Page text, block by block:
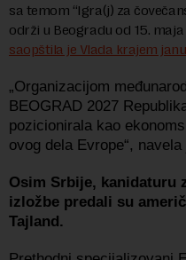
sa temom “Igra(j) za
održi u Beogradu od 15. maja
saopštila je Vlada krajem
„Organizacijom
BEOGRAD 2027
pozicionirala kao
ovog dela Evrope“, navela
Osim Srbije, kanidaturu
izložbe predali su
Tajland.